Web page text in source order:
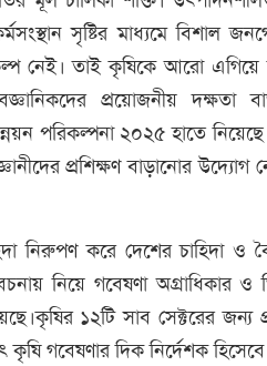
সৃষ্টির মাধ্যমে বিশাল
নেই। তাই কৃষিকে আরো এগিয়ে
প্রয়োজনীয় দক্ষতা
পরিকল্পনা ২০২৫ হাতে
প্রশিক্ষণ বাড়ানোর উদ্যোগ
নিরুপণ করে দেশের চাহিদা ও
নিয়ে গবেষণা অগ্রাধিকার ও
১২টি সাব সেক্টরের জন্য
গবেষণার দিক নির্দেশক